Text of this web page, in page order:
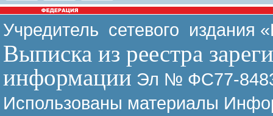
Учредитель сетевого издания
Выписка из реестра
информации Эл № ФС77-
Использованы материалы